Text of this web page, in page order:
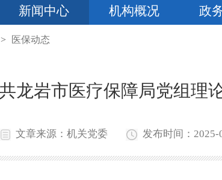
新闻中心 机构概况 政
> 医保动态
龙岩市医疗保障局党组理
文章来源：机关党委 发布时间：2025-